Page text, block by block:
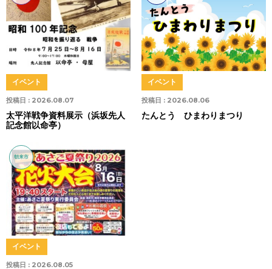
投稿日 : 2026.08.07
イベント
太平洋戦争資料展示（浜坂先人
記念館以命亭）
投稿日 : 2026.08.06
イベント
たんとう ひまわりまつり
朝来市
投稿日 : 2026.08.05
イベント